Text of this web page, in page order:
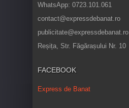
WhatsApp: 0723.101.061
contact@expressdebanat.ro
publicitate@expressdebanat.ro
Reșița, Str. Făgărașului Nr. 10
FACEBOOK
Express de Banat